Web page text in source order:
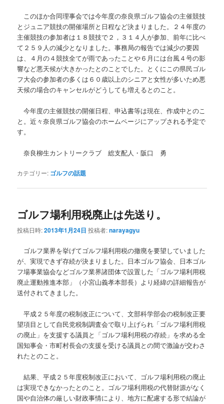
このほか合同理事会では今年度の奈良県ゴルフ協会の主催競技
とジュニア競技の開催場所と日程など決まりました。２４年度の
主催競技の参加者は１８競技で２，３１４人が参加、前年に比べ
て２５９人の減少となりました。事務局の報告では減少の要因
は、４月の４競技全てが雨であったことや６月には台風４号の影
響など悪天候が大きかったとのことでした。とくにこの県民ゴル
フ大会の参加者の多くは６０歳以上のシニアと女性が多いため悪
天候の場合のキャンセルがどうしても増えるとのこと。
今年度の主催競技の開催日程、申込書等は現在、作成中とのこ
と。近々奈良県ゴルフ協会のホームページにアップされる予定で
す。
奈良柳生カントリークラブ 総支配人・阪口 勇
カテゴリー: ゴルフの話題
ゴルフ場利用税廃止は先送り。
投稿日時:2013年1月24日 投稿者:narayagyu
ゴルフ業界を挙げてゴルフ場利用税の撤廃を要望していました
が、実現できず存続が決まりました。日本ゴルフ協会、日本ゴル
フ場事業協会などゴルフ業界諸団体で設置した「ゴルフ場利用税
廃止運動推進本部」（小宮山義孝本部長）より経緯の詳細報告が
送付されてきました。
平成２５年度の税制改正について、文部科学部会の税制改正要
望項目として自民党税制調査会で取り上げられ「ゴルフ場利用税
の廃止」を支援する議員と「ゴルフ場利用税の存続」を求める全
国知事会・市町村長会の支援を受ける議員との間で激論が交わさ
れたとのこと。
結果、平成２５年度税制改正において、ゴルフ場利用税の廃止
は実現できなかったとのこと。ゴルフ場利用税の代替財源がなく
国や自治体の厳しい財政事情により、地方に配慮する形で結論が